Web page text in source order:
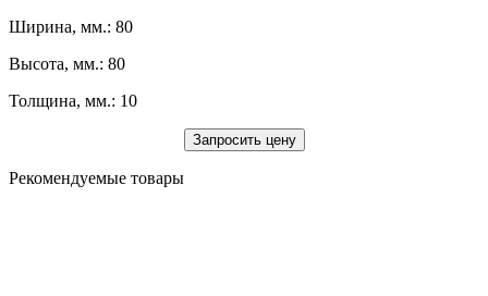
Ширина, мм.: 80
Высота, мм.: 80
Толщина, мм.: 10
Запросить цену
Рекомендуемые товары